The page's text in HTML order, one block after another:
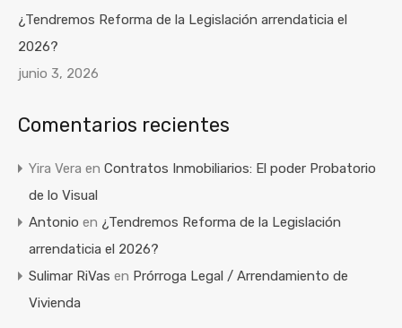
¿Tendremos Reforma de la Legislación arrendaticia el
2026?
junio 3, 2026
Comentarios recientes
Yira Vera en Contratos Inmobiliarios: El poder Probatorio
de lo Visual
Antonio en ¿Tendremos Reforma de la Legislación
arrendaticia el 2026?
Sulimar RiVas en Prórroga Legal / Arrendamiento de
Vivienda